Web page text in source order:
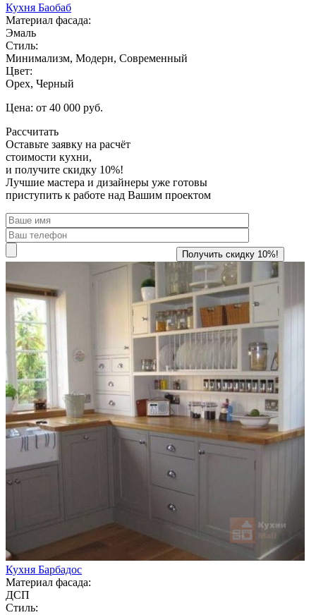
Кухня Баобаб
Материал фасада:
Эмаль
Стиль:
Минимализм, Модерн, Современный
Цвет:
Орех, Черный
Цена: от 40 000 руб.
Рассчитать
Оставьте заявку на расчёт
стоимости кухни,
и получите скидку 10%!
Лучшие мастера и дизайнеры уже готовы
приступить к работе над Вашим проектом
Кухня Барбадос
Материал фасада:
ДСП
Стиль: